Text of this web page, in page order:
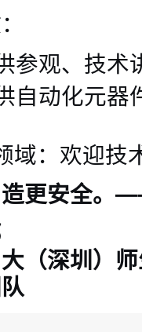
参观、技术
自动化元器
域：欢迎技
更安全。
（深圳）